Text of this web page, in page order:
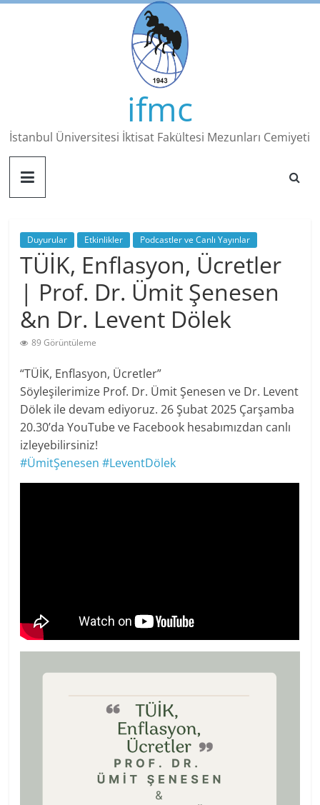
Skip
ifmc
İstanbul Üniversitesi İktisat Fakültesi Mezunları Cemiyeti
Duyurular Etkinlikler Podcastler ve Canlı Yayınlar
TÜİK, Enflasyon, Ücretler
| Prof. Dr. Ümit Şenesen
&n Dr. Levent Dölek
89 Görüntüleme
“TÜİK, Enflasyon, Ücretler”
Söyleşilerimize Prof. Dr. Ümit Şenesen ve Dr. Levent
Dölek ile devam ediyoruz. 26 Şubat 2025 Çarşamba
20.30’da YouTube ve Facebook hesabımızdan canlı
izleyebilirsiniz!
#ÜmitŞenesen #LeventDölek